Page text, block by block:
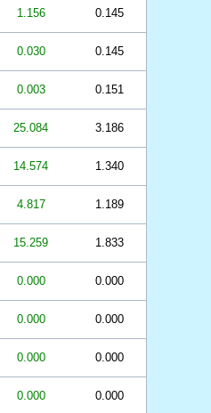
1.156 0.145
0.030 0.145
0.003 0.151
25.084 3.186
14.574 1.340
4.817 1.189
15.259 1.833
0.000 0.000
0.000 0.000
0.000 0.000
0.000 0.000